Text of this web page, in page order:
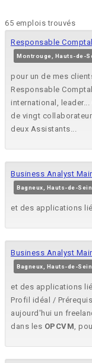
65 emplois trouvés
Responsable
Montrouge, Hauts-de-
pour un de mes
Responsable
international, leader...
de vingt
deux Assistants...
Business Analyst
Bagneux, Hauts-de-
et des applications
Business Analyst
Bagneux, Hauts-de-
et des applications
Profil idéal /
aujourd'hui un
dans les OPCVM,